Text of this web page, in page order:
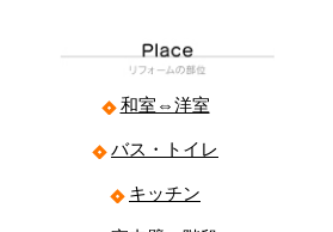
和室⇔洋室
バス・トイレ
キッチン